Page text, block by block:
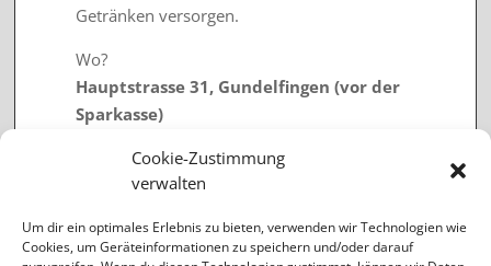
Cookie-Zustimmung
verwalten
Um dir ein optimales Erlebnis zu bieten, verwenden wir Technologien wie
Cookies, um Geräteinformationen zu speichern und/oder darauf
Getränken versorgen.
Wo?
Hauptstrasse 31, Gundelfingen (vor der
Sparkasse)
Samstag, 7. Februar, 13:30 - 16:30 Uhr